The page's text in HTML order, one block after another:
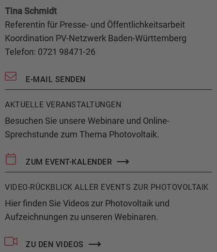
Tina Schmidt
Referentin für Presse- und Öffentlichkeitsarbeit
Koordination PV-Netzwerk Baden-Württemberg
Telefon: 0721 98471-26
E-MAIL SENDEN
AKTUELLE VERANSTALTUNGEN
Besuchen Sie unsere Webinare und Online-
Sprechstunde zum Thema Photovoltaik.
ZUM EVENT-KALENDER
VIDEO-RÜCKBLICK ALLER EVENTS ZUR PHOTOVOLTAIK
Hier finden Sie Videos zur Photovoltaik und
Aufzeichnungen zu unseren Webinaren.
ZU DEN VIDEOS